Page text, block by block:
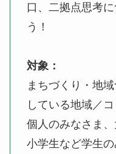
口、二拠点思考
う！
対象：
まちづくり・地
している地域／
個人のみなさま、
小学生など学生